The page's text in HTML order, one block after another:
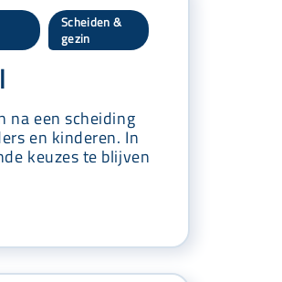
Scheiden &
gezin
na een scheiding
en kinderen. In
keuzes te blijven